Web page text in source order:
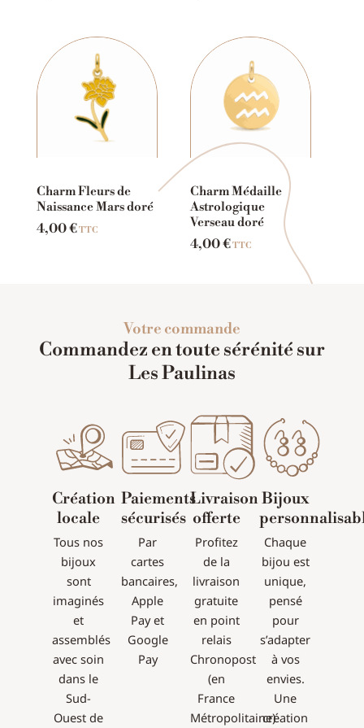
Charm Fleurs de
Naissance Mars doré
4,00€TTC
Charm Médaille
Astrologique
Verseau doré
4,00€TTC
Votre commande
Commandez en toute sérénité sur
Les Paulinas
Création
locale
Tous nos
bijoux
sont
imaginés
et
assemblés
avec soin
dans le
Sud-
Ouest de
Paiements
sécurisés
Par
cartes
bancaires,
Apple
Pay et
Google
Pay
Livraison
offerte
Profitez
de la
livraison
gratuite
en point
relais
Chronopost
(en
France
Métropolitaine)
Bijoux
Chaque
bijou est
unique,
pensé
pour
s’adapter
à vos
envies.
Une
création